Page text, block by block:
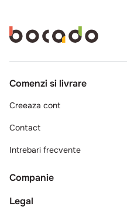
Comenzi si livrare
Creeaza cont
Contact
Intrebari frecvente
Companie
Legal